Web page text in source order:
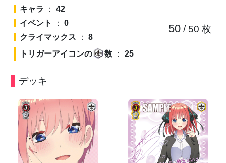
キャラ ： 42
イベント
： 0
クライマックス ： 8
トリガーアイコンの
数 ： 25
50/ 50 枚
デッキ